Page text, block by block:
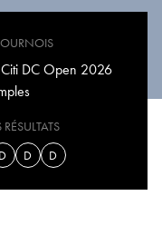
DC Open 2026
D D D